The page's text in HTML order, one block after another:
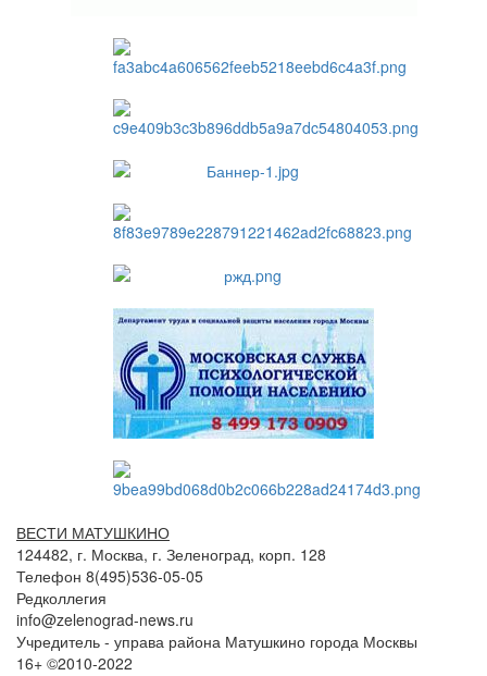
ВЕСТИ МАТУШКИНО
124482, г. Москва, г. Зеленоград, корп. 128
Телефон 8(495)536-05-05
Редколлегия
info@zelenograd-news.ru
Учредитель - управа района Матушкино города Москвы
16+ ©2010-2022